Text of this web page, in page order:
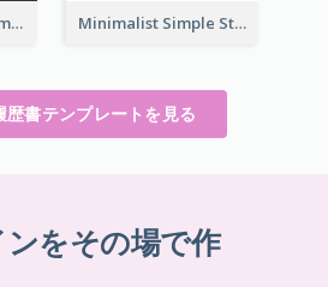
Bright Green Resume Minimalist Simple Student Resume
歴書テンプレートを見る
をその場で作